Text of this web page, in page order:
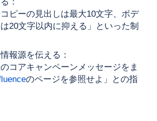
ピーの見出しは最大10文字、ボデ
20文字以内に抑える」といった制
報源を伝える：
コアキャンペーンメッセージをま
のページを参照せよ」との指